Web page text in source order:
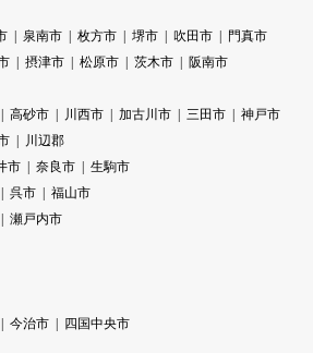
泉南市 枚方市 堺市 吹田市
門真市
摂津市 松原市 茨木市
阪南市
高砂市 川西市 加古川市 三田市
神戸市
川辺郡
市 奈良市
生駒市
呉市
福山市
瀬戸内市
今治市
四国中央市